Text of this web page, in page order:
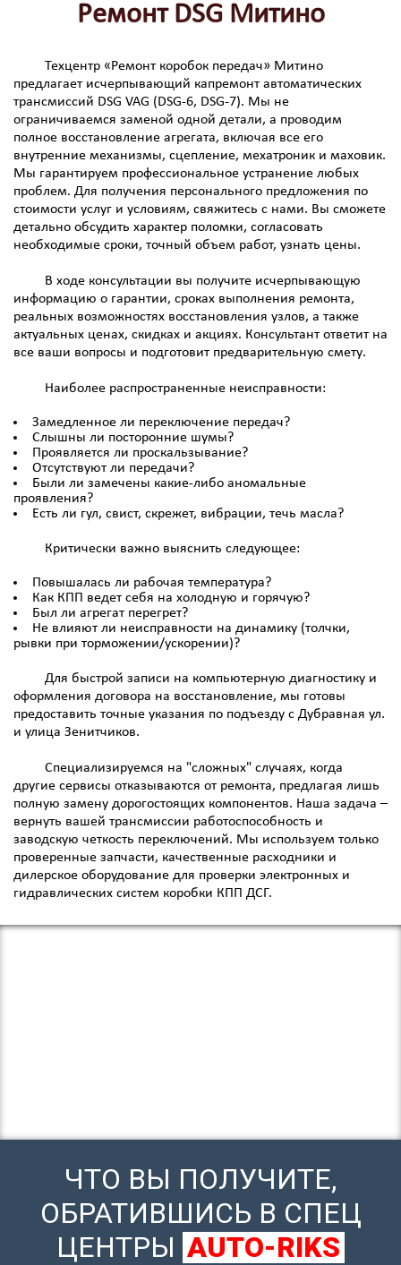
Ремонт DSG Митино
Техцентр «Ремонт коробок передач» Митино
предлагает исчерпывающий капремонт автоматических
трансмиссий DSG VAG (DSG-6, DSG-7). Мы не
ограничиваемся заменой одной детали, а проводим
полное восстановление агрегата, включая все его
внутренние механизмы, сцепление, мехатроник и маховик.
Мы гарантируем профессиональное устранение любых
проблем. Для получения персонального предложения по
стоимости услуг и условиям, свяжитесь с нами. Вы сможете
детально обсудить характер поломки, согласовать
необходимые сроки, точный объем работ, узнать цены.
В ходе консультации вы получите исчерпывающую
информацию о гарантии, сроках выполнения ремонта,
реальных возможностях восстановления узлов, а также
актуальных ценах, скидках и акциях. Консультант ответит на
все ваши вопросы и подготовит предварительную смету.
Наиболее распространенные неисправности:
Замедленное ли переключение передач?
Слышны ли посторонние шумы?
Проявляется ли проскальзывание?
Отсутствуют ли передачи?
Были ли замечены какие-либо аномальные
проявления?
Есть ли гул, свист, скрежет, вибрации, течь масла?
Критически важно выяснить следующее:
Повышалась ли рабочая температура?
Как КПП ведет себя на холодную и горячую?
Был ли агрегат перегрет?
Не влияют ли неисправности на динамику (толчки,
рывки при торможении/ускорении)?
Для быстрой записи на компьютерную диагностику и
оформления договора на восстановление, мы готовы
предоставить точные указания по подъезду с Дубравная ул.
и улица Зенитчиков.
Специализируемся на "сложных" случаях, когда
другие сервисы отказываются от ремонта, предлагая лишь
полную замену дорогостоящих компонентов. Наша задача –
вернуть вашей трансмиссии работоспособность и
заводскую четкость переключений. Мы используем только
проверенные запчасти, качественные расходники и
дилерское оборудование для проверки электронных и
гидравлических систем коробки КПП ДСГ.
ЧТО ВЫ ПОЛУЧИТЕ,
ОБРАТИВШИСЬ В СПЕЦ
ЦЕНТРЫ AUTO-RIKS